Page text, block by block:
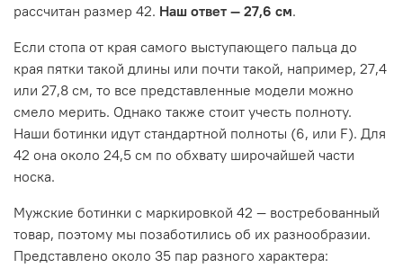
рассчитан размер 42. Наш ответ — 27,6 см.
Если стопа от края самого выступающего пальца до
края пятки такой длины или почти такой, например, 27,4
или 27,8 см, то все представленные модели можно
смело мерить. Однако также стоит учесть полноту.
Наши ботинки идут стандартной полноты (6, или F). Для
42 она около 24,5 см по обхвату широчайшей части
носка.
Мужские ботинки с маркировкой 42 — востребованный
товар, поэтому мы позаботились об их разнообразии.
Представлено около 35 пар разного характера: